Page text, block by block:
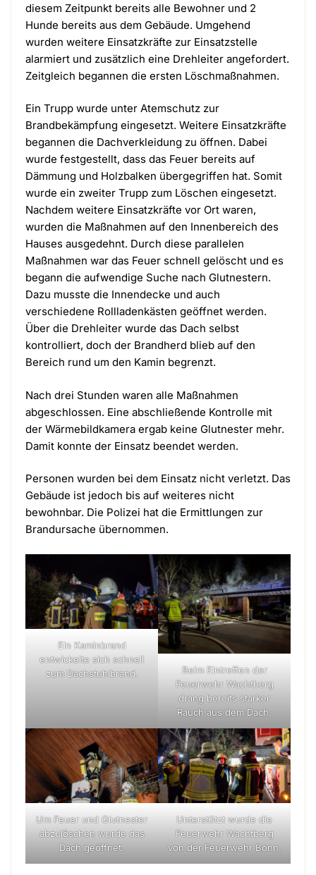
diesem Zeitpunkt bereits alle Bewohner und 2
Hunde bereits aus dem Gebäude. Umgehend
wurden weitere Einsatzkräfte zur Einsatzstelle
alarmiert und zusätzlich eine Drehleiter angefordert.
Zeitgleich begannen die ersten Löschmaßnahmen.
Ein Trupp wurde unter Atemschutz zur
Brandbekämpfung eingesetzt. Weitere Einsatzkräfte
begannen die Dachverkleidung zu öffnen. Dabei
wurde festgestellt, dass das Feuer bereits auf
Dämmung und Holzbalken übergegriffen hat. Somit
wurde ein zweiter Trupp zum Löschen eingesetzt.
Nachdem weitere Einsatzkräfte vor Ort waren,
wurden die Maßnahmen auf den Innenbereich des
Hauses ausgedehnt. Durch diese parallelen
Maßnahmen war das Feuer schnell gelöscht und es
begann die aufwendige Suche nach Glutnestern.
Dazu musste die Innendecke und auch
verschiedene Rollladenkästen geöffnet werden.
Über die Drehleiter wurde das Dach selbst
kontrolliert, doch der Brandherd blieb auf den
Bereich rund um den Kamin begrenzt.
Nach drei Stunden waren alle Maßnahmen
abgeschlossen. Eine abschließende Kontrolle mit
der Wärmebildkamera ergab keine Glutnester mehr.
Damit konnte der Einsatz beendet werden.
Personen wurden bei dem Einsatz nicht verletzt. Das
Gebäude ist jedoch bis auf weiteres nicht
bewohnbar. Die Polizei hat die Ermittlungen zur
Brandursache übernommen.
Ein Kaminbrand
entwickelte sich schnell
zum Dachstuhlbrand.
Beim Eintreffen der
Feuerwehr Wachtberg
drang bereits starker
Rauch aus dem Dach.
Um Feuer und Glutnester
abzulöschen wurde das
Dach geöffnet.
Unterstützt wurde die
Feuerwehr Wachtberg
von der Feuerwehr Bonn.